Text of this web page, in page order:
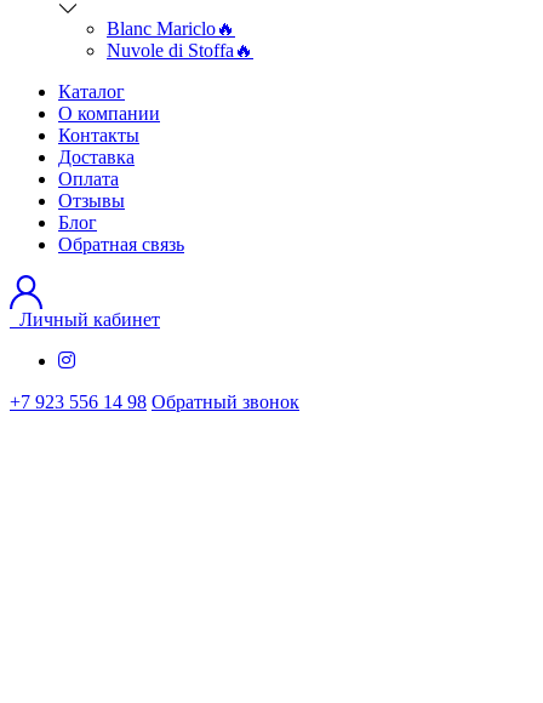
Blanc Mariclo🔥
Nuvole di Stoffa🔥
Каталог
О компании
Контакты
Доставка
Оплата
Отзывы
Блог
Обратная связь
Личный кабинет
+7 923 556 14 98 Обратный звонок